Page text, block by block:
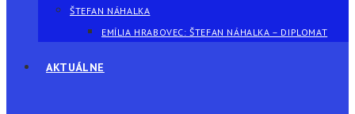
ŠTEFAN NÁHALKA
EMÍLIA HRABOVEC: ŠTEFAN NÁHALKA – DIPLOMAT
AKTUÁLNE